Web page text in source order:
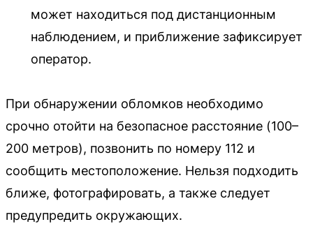
может находиться под дистанционным
наблюдением, и приближение зафиксирует
оператор.
При обнаружении обломков необходимо
срочно отойти на безопасное расстояние (100–
200 метров), позвонить по номеру 112 и
сообщить местоположение. Нельзя подходить
ближе, фотографировать, а также следует
предупредить окружающих.